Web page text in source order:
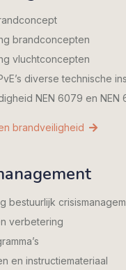
brandconcepten
vluchtconcepten
diverse technische
NEN 6079 en NEN
brandveiligheid
bestuurlijk
verbetering
en instructiemateriaal